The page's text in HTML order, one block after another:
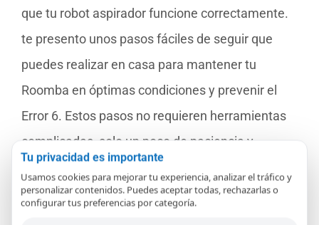
que tu robot aspirador funcione correctamente.
te presento unos pasos fáciles de seguir que
puedes realizar en casa para mantener tu
Roomba en óptimas condiciones y prevenir el
Error 6. Estos pasos no requieren herramientas
complicadas, solo un poco de paciencia y
cuidado.
Apaga la Roomba:Antes de empezar,
Tu privacidad es importante
Usamos cookies para mejorar tu experiencia, analizar el tráfico y
personalizar contenidos. Puedes aceptar todas, rechazarlas o
configurar tus preferencias por categoría.